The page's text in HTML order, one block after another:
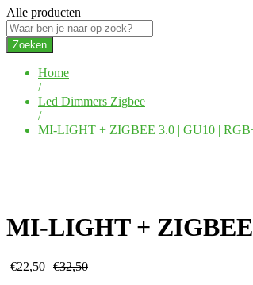
Alle producten
Zoeken
Home
/
Led Dimmers Zigbee
/
MI-LIGHT + ZIGBEE 3.0 | GU10 |
MI-LIGHT + ZIGBEE
€22,50 €32,50